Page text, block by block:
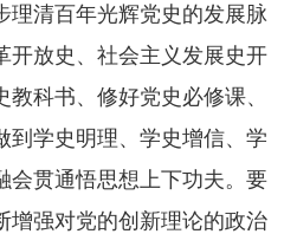
理清百年光辉党史的发展脉
开放史、社会主义发展史开
科书、修好党史必修课、
到学史明理、学史增信、学
会贯通悟思想上下功夫。要
增强对党的创新理论的政治